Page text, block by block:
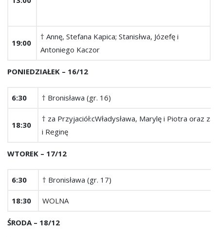
19:00
† Annę, Stefana Kapica; Stanisłwa, Józefę i
Antoniego Kaczor
PONIEDZIAŁEK – 16/12
6:30 † Bronisława (gr. 16)
18:30
† za Przyjaciół:cWładysława, Marylę i Piotra oraz
i Reginę
WTOREK – 17/12
6:30 † Bronisława (gr. 17)
18:30 WOLNA
ŚRODA – 18/12